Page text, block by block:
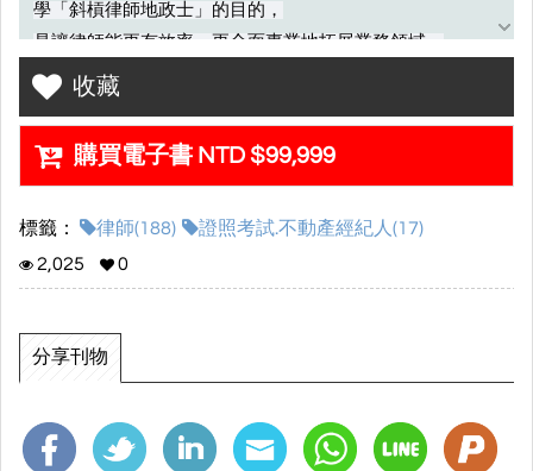
學「斜槓律師地政士」的目的，
是讓律師能更有效率、更全面專業地拓展業務領域，
多考一張地政士證照的實際好處其實還很多
１． 深入理解地政專業法規與程序
雖然律師可以辦理土地登記，但地政士的專業訓練更側重
提升對土地登記案件的熟悉度，還能避免因程序錯誤或細
節疏忽造成的不必要問題。
當客戶看到律師同時擁有地政士資格時，會更信任您處理
地政相關案件的專業程度。同時，地政士證照能讓您比單
睞。
收藏
購買電子書 NTD $99,999
標籤： 律師(188)
證照考試.不動產經紀人(17)
2,025
0
分享刊物